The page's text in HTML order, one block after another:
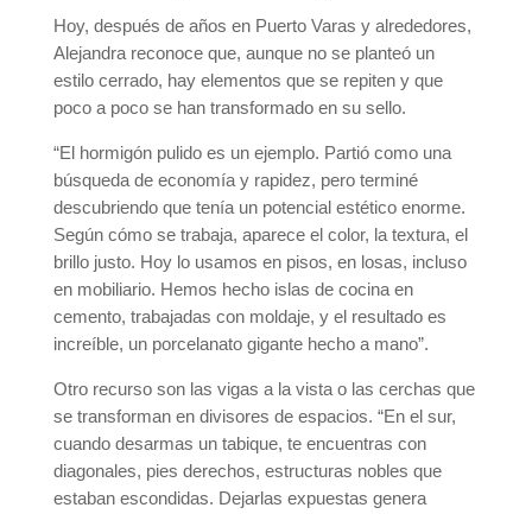
Hoy, después de años en Puerto Varas y alrededores,
Alejandra reconoce que, aunque no se planteó un
estilo cerrado, hay elementos que se repiten y que
poco a poco se han transformado en su sello.
“El hormigón pulido es un ejemplo. Partió como una
búsqueda de economía y rapidez, pero terminé
descubriendo que tenía un potencial estético enorme.
Según cómo se trabaja, aparece el color, la textura, el
brillo justo. Hoy lo usamos en pisos, en losas, incluso
en mobiliario. Hemos hecho islas de cocina en
cemento, trabajadas con moldaje, y el resultado es
increíble, un porcelanato gigante hecho a mano”.
Otro recurso son las vigas a la vista o las cerchas que
se transforman en divisores de espacios. “En el sur,
cuando desarmas un tabique, te encuentras con
diagonales, pies derechos, estructuras nobles que
estaban escondidas. Dejarlas expuestas genera